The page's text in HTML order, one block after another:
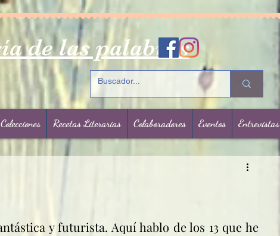
de las palabras
Colecciones Recetas Literarias Colaboradores Eventos Entrevistas
y futurista. Aquí hablo de los 13 que he